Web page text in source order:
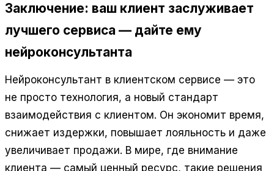
Заключение: ваш клиент заслуживает
лучшего сервиса — дайте ему
нейроконсультанта
Нейроконсультант в клиентском сервисе — это
не просто технология, а новый стандарт
взаимодействия с клиентом. Он экономит время,
снижает издержки, повышает лояльность и даже
увеличивает продажи. В мире, где внимание
клиента — самый ценный ресурс, такие решения